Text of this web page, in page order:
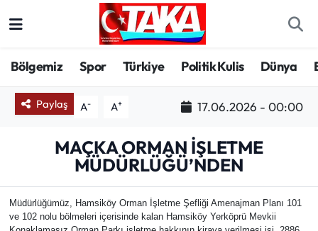
Bölgemiz Spor Türkiye Politik Kulis Dünya
Paylaş A- A+ 17.06.2026 - 00:00
MAÇKA ORMAN İŞLETME
MÜDÜRLÜĞÜ’NDEN
Müdürlüğümüz, Hamsiköy Orman İşletme Şefliği Amenajman Planı 101
ve 102 nolu bölmeleri içerisinde kalan Hamsiköy Yerköprü Mevkii
Spor
Kültür/Sanat
Politika
Trabzon Hava Durumu
Süper Lig Puan Durumu ve Fikstür
Tüm Manşetler